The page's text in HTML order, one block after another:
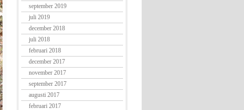
september 2019
juli 2019
december 2018
juli 2018
februari 2018
december 2017
november 2017
september 2017
augusti 2017
februari 2017